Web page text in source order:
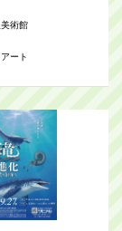
術館
ート